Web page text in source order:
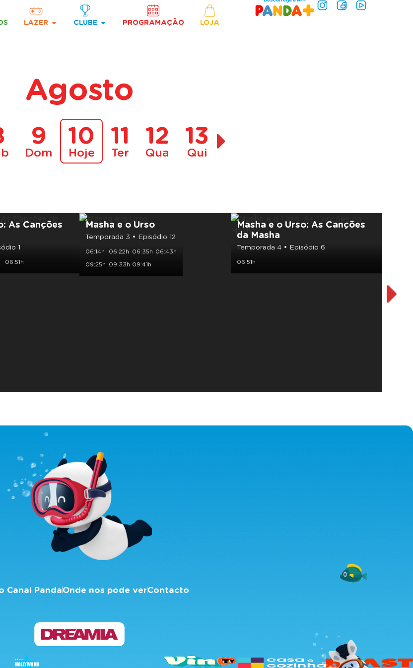
LAZER CLUBE PROGRAMAÇÃO LOJA
Agosto
9
Dom
10
Hoje
11
Ter
12
Qua
13
Qui
As Canções
1
06:51h
Masha e o Urso
Temporada 3 • Episódio 12
06:14h 06:22h 06:35h 06:43h
09:25h 09:33h 09:41h
Masha e o Urso: As Canções
da Masha
Temporada 4 • Episódio 6
06:51h
Canal PandaOnde nos pode verContacto